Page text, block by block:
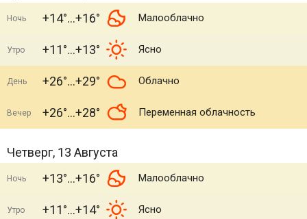
Ночь +14° +16° Малооблачно
Утро +11° +13° Ясно
День +26° +29° Облачно
Вечер +26° +28° Переменная облачность
Четверг, 13 Августа
Ночь +13° +16° Малооблачно
Утро +11° +14° Ясно